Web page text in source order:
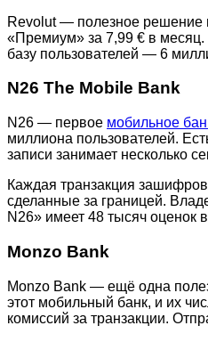
Revolut — полезное решение
«Премиум» за 7,99 € в
базу пользователей — 6
N26 The Mobile Bank
N26 — первое мобильное
миллиона пользователей.
записи занимает несколько
Каждая транзакция
сделанные за границей.
N26» имеет 48 тысяч оценок
Monzo Bank
Monzo Bank — ещё одна
этот мобильный банк, и их
комиссий за транзакции.